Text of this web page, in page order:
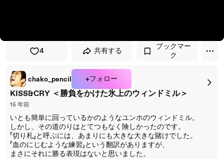
4 共有する
ブックマー
ク
chako_pencil +フォロー
KISS&CRY ＜勝負をかけた氷上のウィンドミル＞
15 年前
いとも簡単に回っているかのようなユンホのウィンドミル。
しかし、その道のりはとてつもなく険しかったのです。
「切り札」と呼ぶには、あまりにも大きな大きな賭けでした。
「血のにじむような練習」という翻訳がありますが、
まさにそれに勝る表現はないと思いました。